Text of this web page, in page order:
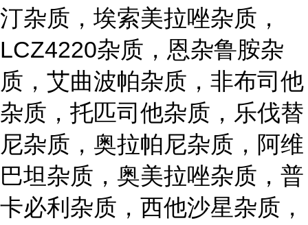
汀杂质，埃索美拉唑杂质，
LCZ4220杂质，恩杂鲁胺杂
质，艾曲波帕杂质，非布司他
杂质，托匹司他杂质，乐伐替
尼杂质，奥拉帕尼杂质，阿维
巴坦杂质，奥美拉唑杂质，普
卡必利杂质，西他沙星杂质，